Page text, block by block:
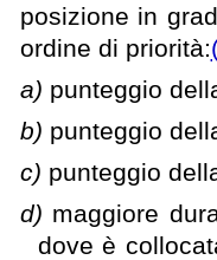
posizione in
ordine di priorità:
a) punteggio
b) punteggio
c) punteggio
d) maggiore
dove è